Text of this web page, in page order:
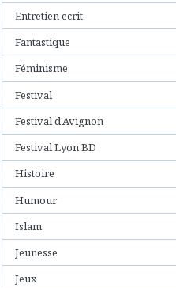
Entretien ecrit
Fantastique
Féminisme
Festival
Festival d'Avignon
Festival Lyon BD
Histoire
Humour
Islam
Jeunesse
Jeux